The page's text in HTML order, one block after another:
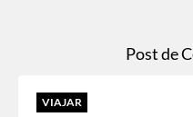
Post de
VIAJAR